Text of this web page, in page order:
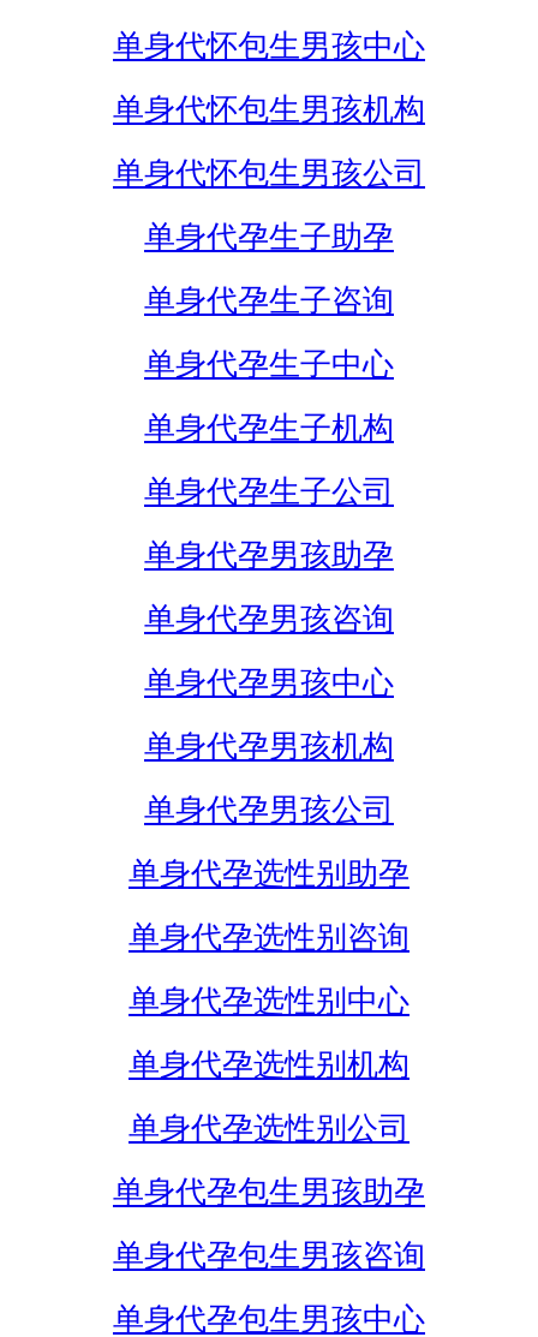
单身代怀包生男孩中心
单身代怀包生男孩机构
单身代怀包生男孩公司
单身代孕生子助孕
单身代孕生子咨询
单身代孕生子中心
单身代孕生子机构
单身代孕生子公司
单身代孕男孩助孕
单身代孕男孩咨询
单身代孕男孩中心
单身代孕男孩机构
单身代孕男孩公司
单身代孕选性别助孕
单身代孕选性别咨询
单身代孕选性别中心
单身代孕选性别机构
单身代孕选性别公司
单身代孕包生男孩助孕
单身代孕包生男孩咨询
单身代孕包生男孩中心